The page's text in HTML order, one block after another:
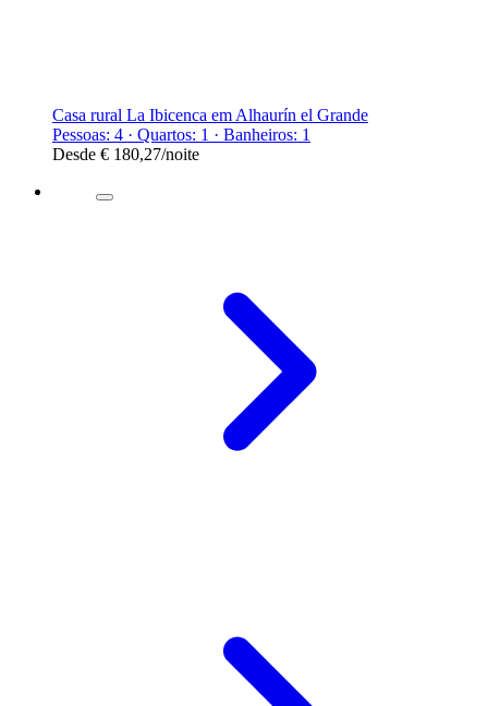
Casa rural La Ibicenca em Alhaurín el Grande
Pessoas: 4 · Quartos: 1 · Banheiros: 1
Desde € 180,27/noite